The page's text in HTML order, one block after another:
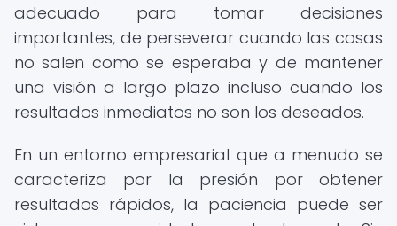
adecuado para tomar decisiones
importantes, de perseverar cuando las cosas
no salen como se esperaba y de mantener
una visión a largo plazo incluso cuando los
resultados inmediatos no son los deseados.
En un entorno empresarial que a menudo se
caracteriza por la presión por obtener
resultados rápidos, la paciencia puede ser